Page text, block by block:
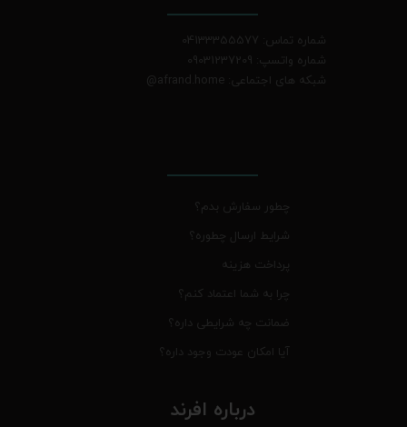
شماره تماس: 04133355577
شماره واتسپ: 09031237209
شبکه های اجتماعی: afrand.home
@
چطور سفارش بدم؟
شرایط ارسال چطوره؟
پرداخت هزینه
چرا به شما اعتماد کنم؟
ضمانت چه شرایطی داره؟
آیا امکان عودت وجود داره؟
درباره افرند